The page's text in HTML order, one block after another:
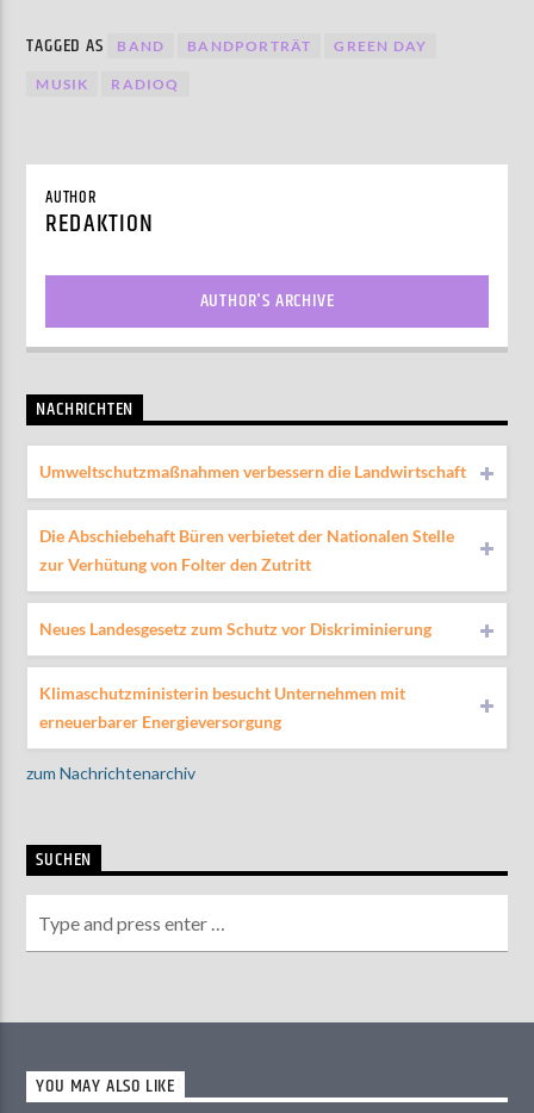
TAGGED AS BAND BANDPORTRÄT GREEN DAY
MUSIK RADIOQ
AUTHOR
REDAKTION
AUTHOR'S ARCHIVE
NACHRICHTEN
Umweltschutzmaßnahmen verbessern die Landwirtschaft
Die Abschiebehaft Büren verbietet der Nationalen Stelle
zur Verhütung von Folter den Zutritt
Neues Landesgesetz zum Schutz vor Diskriminierung
Klimaschutzministerin besucht Unternehmen mit
erneuerbarer Energieversorgung
zum Nachrichtenarchiv
SUCHEN
YOU MAY ALSO LIKE